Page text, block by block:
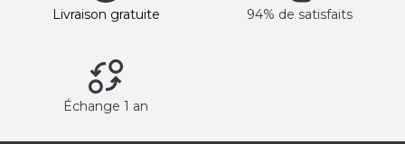
Livraison gratuite 94% de satisfaits
Échange 1 an